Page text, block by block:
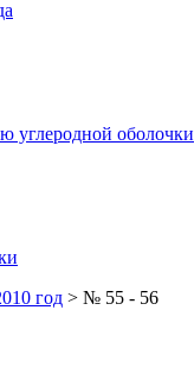
углеродной оболочки
год > № 55 - 56